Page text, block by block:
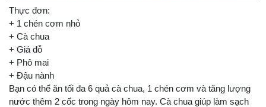
Thực đơn:
+ 1 chén cơm nhỏ
+ Cà chua
+ Giá đỗ
+ Phô mai
+ Đậu nành
Bạn có thể ăn tối đa 6 quả cà chua, 1 chén cơm và tăng lượng
nước thêm 2 cốc trong ngày hôm nay. Cà chua giúp làm sạch